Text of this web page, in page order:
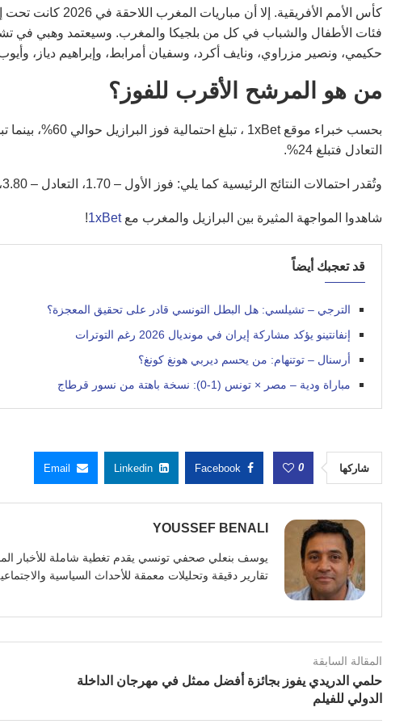
كأس الأمم
فئات الأطفال والشباب في كل من بلجيكا والمغرب. وسيعتمد وهبي في
حكيمي، ونصير مزراوي، ونايف أكرد، وسفيان أمرابط، وإبراهيم دياز،
من هو المرشح الأقرب للفوز؟
التعادل فتبلغ 24%.
وتُقدر احتمالات النتائج الرئيسية كما يلي: فوز الأول – 1.70، التعادل – 3.80، فوز الثاني – 5.60.
شاهدوا المواجهة المثيرة بين البرازيل والمغرب مع1xBet
!
قد تعجبك أيضاً
الترجي – تشيلسي: هل البطل التونسي قادر على تحقيق المعجزة؟
إنفانتينو يؤكد مشاركة إيران في مونديال 2026 رغم التوترات
أرسنال – توتنهام: من يحسم ديربي هونغ كونغ؟
مباراة ودية – مصر × تونس (1-0): نسخة باهتة من نسور قرطاج
شاركها 0
Facebook
Linkedin
Email
YOUSSEF BENALI
تقارير دقيقة وتحليلات معمقة للأحداث السياسية
المقالة السابقة
حلمي الدريدي يفوز بجائزة أفضل ممثل في مهرجان الداخلة
الدولي للفيلم